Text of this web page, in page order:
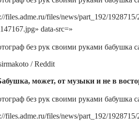
files.adme.ru/files/news/part_192/
data-src=»
/ Reddit
может, от музыки и не в
files.adme.ru/files/news/part_192/